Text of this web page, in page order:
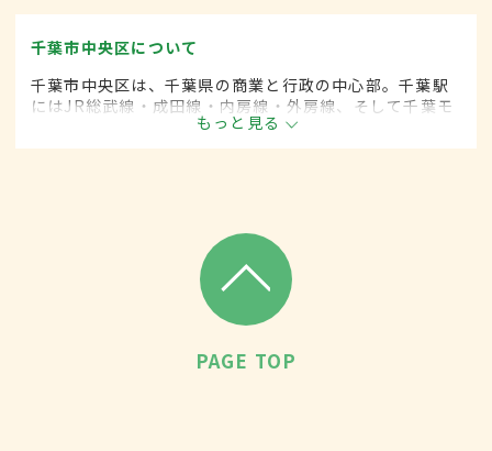
千葉市中央区について
千葉市中央区は、千葉県の商業と行政の中心部。千葉駅
にはJR総武線・成田線・内房線・外房線、そして千葉モ
ノレールが通り、東京まで約40分とアクセスも良い。百
貨店や大型書店、家電量販店などがある便利な町。
もっと見る
PAGE TOP